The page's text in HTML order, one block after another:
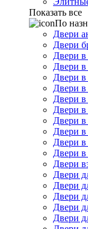
Показать все
По
Двери
Двери
Двери в
Двери в
Двери в
Двери
Двери
Двери
Двери в
Двери в
Двери
Двери
Двери
Двери
Двери
Двери
Двери
Двери